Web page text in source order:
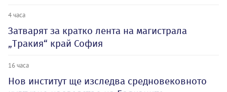
4 часа
Затварят за кратко лента на магистрала
„Тракия“ край София
16 часа
Нов институт ще изследва средновековното